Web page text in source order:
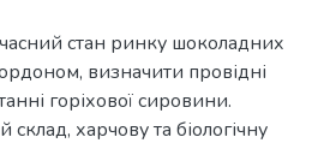
стан ринку шоколадних
визначити провідні
горіхової сировини.
склад, харчову та біологічну